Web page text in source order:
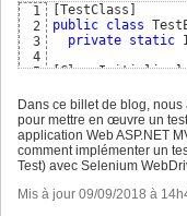
1
2
3
4
5
7
8
9
10
11
13
TestClass
public class
private static
[ClassInitialize]
{
_driverChrome =
}
[TestMethod]
Dans ce billet de blog,
pour mettre en œuvre un
application Web ASP.NET
comment implémenter un
Test) avec Selenium
Mis à jour 09/09/2018 à